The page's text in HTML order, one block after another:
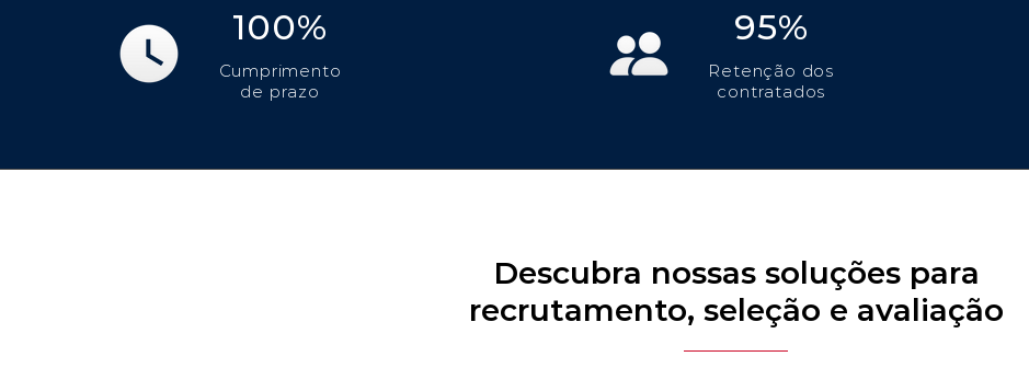
100%
Cumprimento
de prazo
95%
Retenção dos
contratados
Descubra nossas soluções para
recrutamento, seleção e avaliação